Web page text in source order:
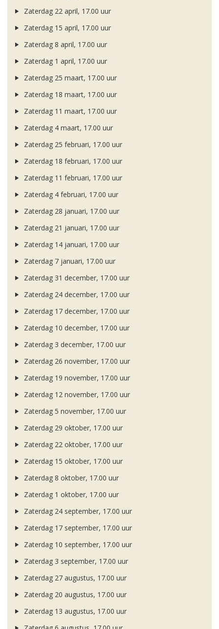
Zaterdag 22 april, 17.00 uur
Zaterdag 15 april, 17.00 uur
Zaterdag 8 april, 17.00 uur
Zaterdag 1 april, 17.00 uur
Zaterdag 25 maart, 17.00 uur
Zaterdag 18 maart, 17.00 uur
Zaterdag 11 maart, 17.00 uur
Zaterdag 4 maart, 17.00 uur
Zaterdag 25 februari, 17.00 uur
Zaterdag 18 februari, 17.00 uur
Zaterdag 11 februari, 17.00 uur
Zaterdag 4 februari, 17.00 uur
Zaterdag 28 januari, 17.00 uur
Zaterdag 21 januari, 17.00 uur
Zaterdag 14 januari, 17.00 uur
Zaterdag 7 januari, 17.00 uur
Zaterdag 31 december, 17.00 uur
Zaterdag 24 december, 17.00 uur
Zaterdag 17 december, 17.00 uur
Zaterdag 10 december, 17.00 uur
Zaterdag 3 december, 17.00 uur
Zaterdag 26 november, 17.00 uur
Zaterdag 19 november, 17.00 uur
Zaterdag 12 november, 17.00 uur
Zaterdag 5 november, 17.00 uur
Zaterdag 29 oktober, 17.00 uur
Zaterdag 22 oktober, 17.00 uur
Zaterdag 15 oktober, 17.00 uur
Zaterdag 8 oktober, 17.00 uur
Zaterdag 1 oktober, 17.00 uur
Zaterdag 24 september, 17.00 uur
Zaterdag 17 september, 17.00 uur
Zaterdag 10 september, 17.00 uur
Zaterdag 3 september, 17.00 uur
Zaterdag 27 augustus, 17.00 uur
Zaterdag 20 augustus, 17.00 uur
Zaterdag 13 augustus, 17.00 uur